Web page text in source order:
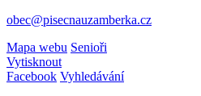
obec@pisecnauzamberka.cz
Mapa webu Senioři
Vytisknout
Facebook Vyhledávání